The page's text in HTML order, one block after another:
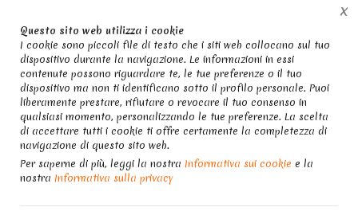
Questo sito web utilizza i cookie
I cookie sono piccoli file di testo che i siti web collocano sul tuo
dispositivo durante la navigazione. Le informazioni in essi
contenute possono riguardare te, le tue preferenze o il tuo
dispositivo ma non ti identificano sotto il profilo personale. Puoi
liberamente prestare, rifiutare o revocare il tuo consenso in
qualsiasi momento, personalizzando le tue preferenze. La scelta
di accettare tutti i cookie ti offre certamente la completezza di
navigazione di questo sito web.
Per saperne di più, leggi la nostra Informativa sui cookie e la
nostra Informativa sulla privacy
X
Home I nostri lavori PAVIMENTI IN RESINA SPATOLATI
Realizzazione Pavimenti in
Resina Spatolata a Siracusa e
in Sicilia